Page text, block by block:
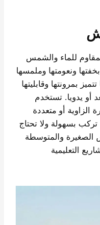
للماء والشمس
بخفتها ونعومتها وملمسها
بمرونتها وقابليتها
أو يدويا. تستخدم
الزاوية أو متعددة
تركب بسهولة ولا تحتاج
الصغيرة والمتوسطة
التعليمية